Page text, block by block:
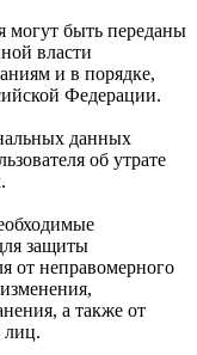
могут быть переданы
власти
и в порядке,
Федерации.
данных
об утрате
защиты
от неправомерного
а также от
лиц.